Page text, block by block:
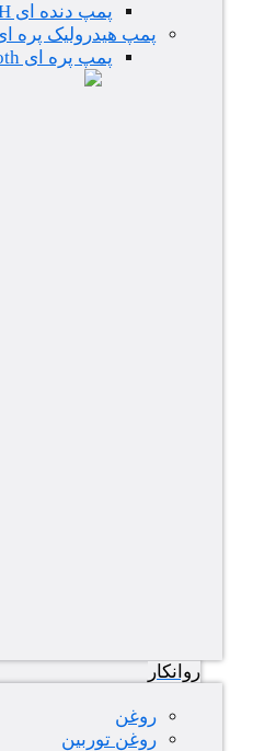
پمپ دنده ای VOITH
پمپ هیدرولیک پره
پمپ پره ای Rexroth
روانکار
روغن
روغن توربین